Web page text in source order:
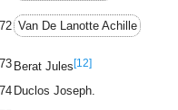
72 Van De Lanotte Achille
73 Berat Jules[12]
74 Duclos Joseph.